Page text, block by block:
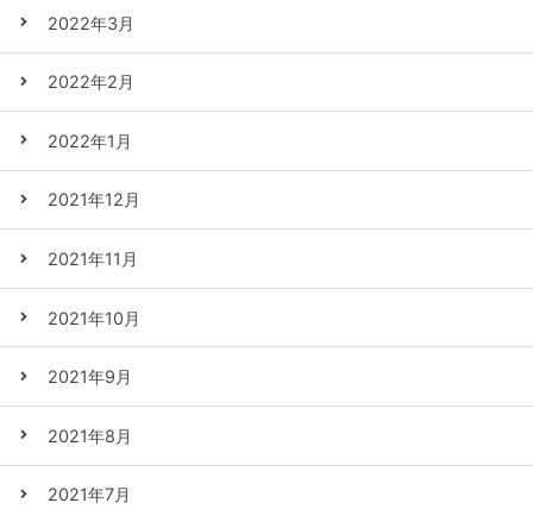
2022年3月
2022年2月
2022年1月
2021年12月
2021年11月
2021年10月
2021年9月
2021年8月
2021年7月